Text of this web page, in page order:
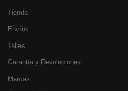
Tienda
Envíos
Talles
Garantía y Devoluciones
Marcas